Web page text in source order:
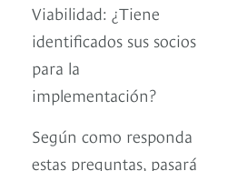
Viabilidad: ¿Tiene
identificados sus socios
para la
implementación?
Según como responda
estas preguntas, pasará